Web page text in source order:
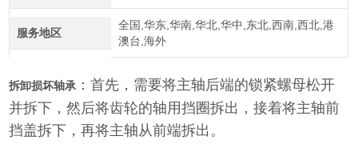
服务地区
全国,华东,华南,华北,华中,东北,西南,西北,港
澳台,海外
拆卸损坏轴承 ：首先，需要将主轴后端的锁紧螺母松开
并拆下，然后将齿轮的轴用挡圈拆出，接着将主轴前
挡盖拆下，再将主轴从前端拆出。